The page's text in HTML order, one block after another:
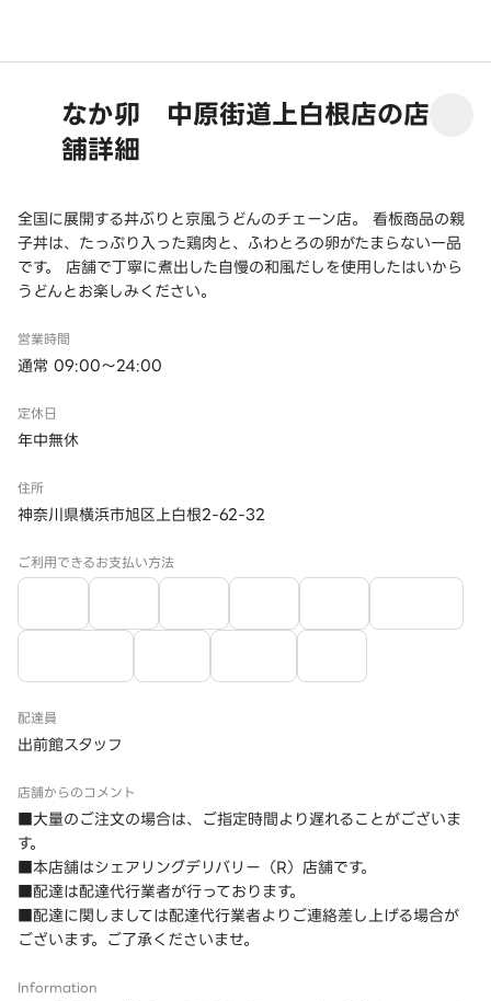
なか卯 中原街道上白根店の店
舗詳細
全国に展開する丼ぶりと京風うどんのチェーン店。 看板商品の親
子丼は、たっぷり入った鶏肉と、ふわとろの卵がたまらない一品
です。 店舗で丁寧に煮出した自慢の和風だしを使用したはいから
うどんとお楽しみください。
営業時間
通常 09:00～24:00
定休日
年中無休
住所
神奈川県横浜市旭区上白根2-62-32
ご利用できるお支払い方法
配達員
出前館スタッフ
店舗からのコメント
■大量のご注文の場合は、ご指定時間より遅れることがございま
す。
■本店舗はシェアリングデリバリー（R）店舗です。
■配達は配達代行業者が行っております。
■配達に関しましては配達代行業者よりご連絡差し上げる場合が
ございます。ご了承くださいませ。
Information